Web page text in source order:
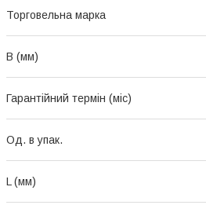
Торговельна марка
B (мм)
Гарантійний термін (міс)
Од. в упак.
L (мм)